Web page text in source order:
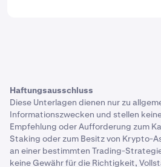
Vor The Merge war Ethereum
was bedeutet, dass das Angebot
zunahm. Im Gegensatz zu
Angebot von 21 Millionen
Begrenzung für die Anzahl der
gebracht werden können.
Haftungsausschluss
Diese Unterlagen dienen nur zu
Informationszwecken und stellen
Empfehlung oder Aufforderung zum
Staking oder zum Besitz von Krypto-
an einer bestimmten Trading-
keine Gewähr für die Richtigkeit,